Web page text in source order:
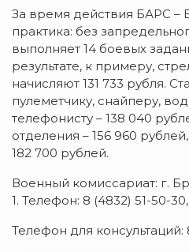
За время действия БАРС –
практика: без
выполняет 14 боевых
результате, к примеру,
начисляют 131 733 рубля.
пулеметчику, снайперу,
телефонисту – 138 040
отделения – 156 960
182 700 рублей.
Военный комиссариат: г.
1. Телефон: 8 (4832) 51-50-
Телефон для консультаций: